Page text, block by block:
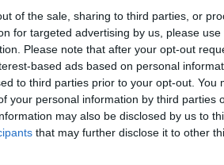
of the sale, sharing to third parties, or
for targeted advertising by us, please
Please note that after your opt-out
based ads based on personal
to third parties prior to your opt-out. You
your personal information by third parties
may also be disclosed by us to
that may further disclose it to other
nella tua casella di posta.
iscriviti alla Newsletter QUInews -
tua casella di posta.